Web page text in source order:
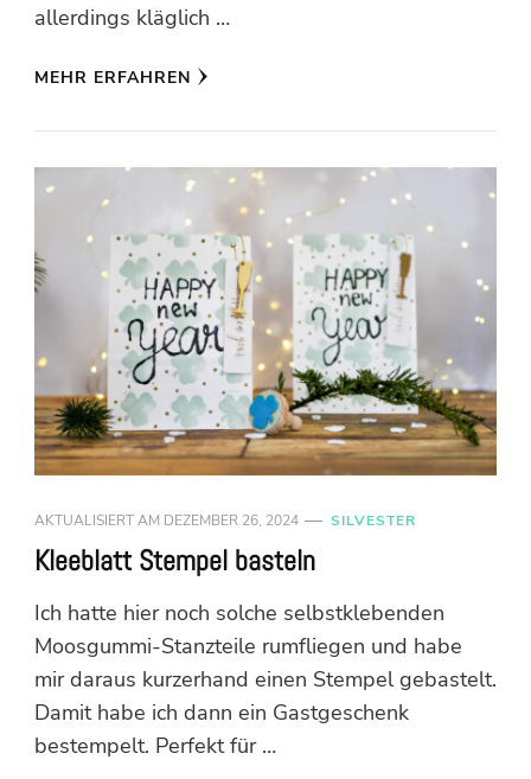
allerdings kläglich …
MEHR ERFAHREN
AKTUALISIERT AM DEZEMBER 26, 2024 SILVESTER
Kleeblatt Stempel basteln
Ich hatte hier noch solche selbstklebenden
Moosgummi-Stanzteile rumfliegen und habe
mir daraus kurzerhand einen Stempel gebastelt.
Damit habe ich dann ein Gastgeschenk
bestempelt. Perfekt für …